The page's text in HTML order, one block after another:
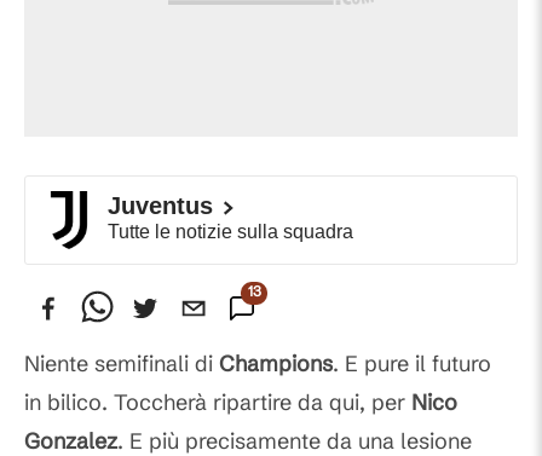
Juventus
Tutte le notizie sulla squadra
13
Niente semifinali di Champions. E pure il futuro
in bilico. Toccherà ripartire da qui, per Nico
Gonzalez. E più precisamente da una lesione